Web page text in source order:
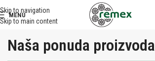
Skip to navigation
Skip to main content
MENU
Naša ponuda proizvoda